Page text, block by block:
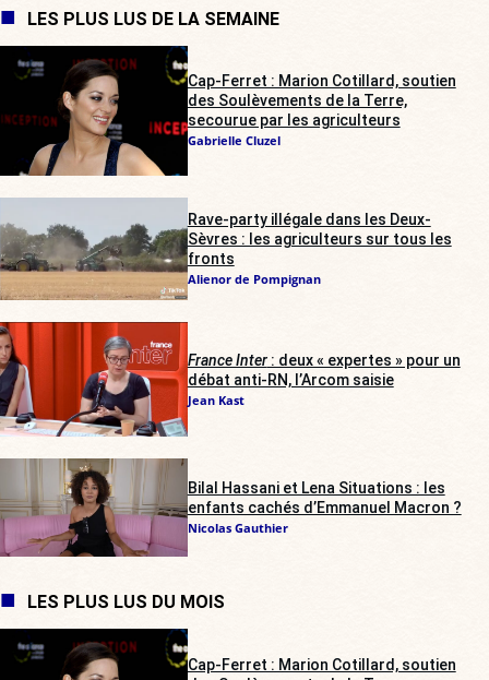
LES PLUS LUS DE LA SEMAINE
Cap-Ferret : Marion Cotillard, soutien
des Soulèvements de la Terre,
secourue par les agriculteurs
Gabrielle Cluzel
Rave-party illégale dans les Deux-
Sèvres : les agriculteurs sur tous les
fronts
Alienor de Pompignan
France Inter: deux « expertes » pour un
débat anti-RN, l’Arcom saisie
Jean Kast
Bilal Hassani et Lena Situations : les
enfants cachés d’Emmanuel Macron ?
Nicolas Gauthier
LES PLUS LUS DU MOIS
Cap-Ferret : Marion Cotillard, soutien